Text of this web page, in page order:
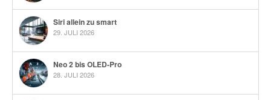
Siri allein zu smart
29. JULI 2026
Neo 2 bis OLED-Pro
28. JULI 2026